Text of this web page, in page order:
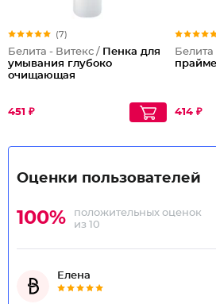
(7)
Белита - Витекс / Пенка для
умывания глубоко
очищающая
451 ₽
Белита
414 ₽
Оценки пользователей
100%
положительных оценок
из 10
Елена